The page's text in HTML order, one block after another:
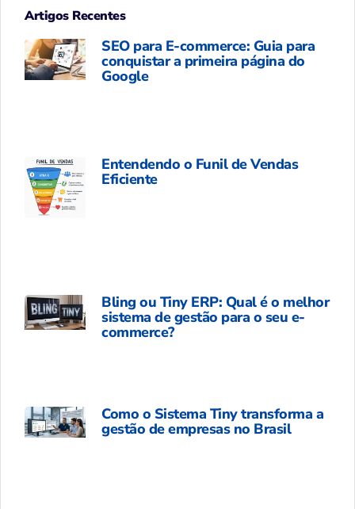
Artigos Recentes
SEO para E-commerce: Guia para
conquistar a primeira página do
Google
Entendendo o Funil de Vendas
Eficiente
Bling ou Tiny ERP: Qual é o melhor
sistema de gestão para o seu e-
commerce?
Como o Sistema Tiny transforma a
gestão de empresas no Brasil